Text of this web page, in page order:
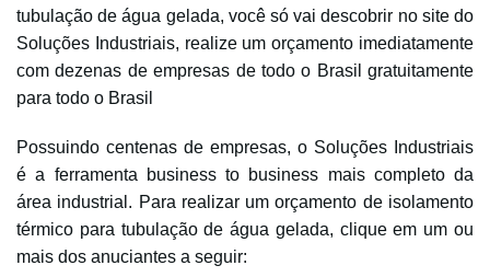
tubulação de água gelada, você só vai descobrir no site do
Soluções Industriais, realize um orçamento imediatamente
com dezenas de empresas de todo o Brasil gratuitamente
para todo o Brasil
Possuindo centenas de empresas, o Soluções Industriais
é a ferramenta business to business mais completo da
área industrial. Para realizar um orçamento de isolamento
térmico para tubulação de água gelada, clique em um ou
mais dos anuciantes a seguir: